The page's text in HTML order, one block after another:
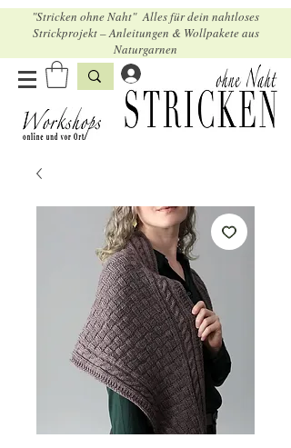
"Stricken ohne Naht" Alles für dein nahtloses
Strickprojekt – Anleitungen & Wollpakete aus
Naturgarnen